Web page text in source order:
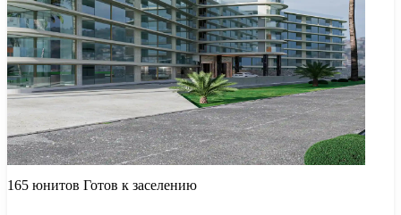
165 юнитов Готов к заселению